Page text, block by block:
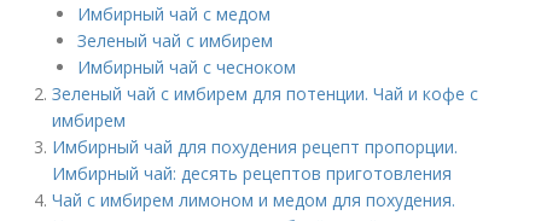
Имбирный чай с медом
Зеленый чай с имбирем
Имбирный чай с чесноком
Зеленый чай с имбирем для потенции. Чай и кофе с
имбирем
Имбирный чай для похудения рецепт пропорции.
Имбирный чай: десять рецептов приготовления
Чай с имбирем лимоном и медом для похудения.